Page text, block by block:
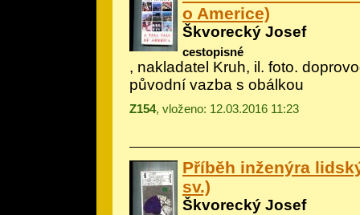
o Americe)
Škvorecký Josef
cestopisné
, nakladatel Kruh, il. foto.
původní vazba s obálkou
Z154, vloženo: 12.03.2016 11:23
Příběh inženýra
sv.)
Škvorecký Josef